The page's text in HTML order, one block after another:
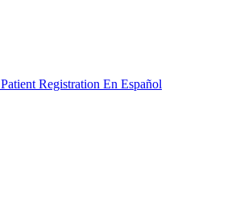
Patient Registration En Español